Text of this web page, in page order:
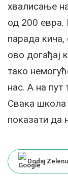
хвалисање
од 200 евра.
парада кича,
ово догађај
тако
нас. А на
Свака школа
показати да
Dodaj